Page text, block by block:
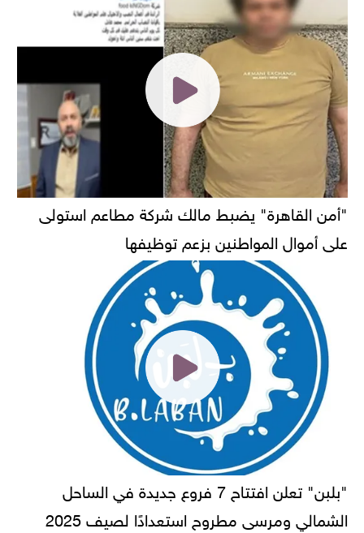
"أمن القاهرة" يضبط مالك شركة مطاعم استولى
على أموال المواطنين بزعم توظيفها
"بلبن" تعلن افتتاح 7 فروع جديدة في الساحل
الشمالي ومرسى مطروح استعدادًا لصيف 2025